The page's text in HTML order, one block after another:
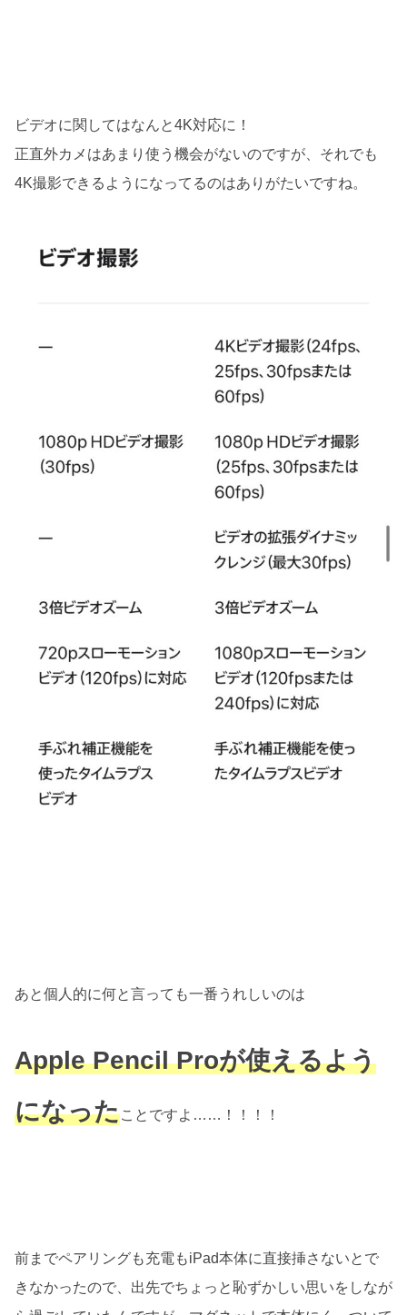
ビデオに関してはなんと4K対応に！
正直外カメはあまり使う機会がないのですが、それでも
4K撮影できるようになってるのはありがたいですね。
あと個人的に何と言っても一番うれしいのは
Apple Pencil Proが使えるよう
になったことですよ……！！！！
前までペアリングも充電もiPad本体に直接挿さないとで
きなかったので、出先でちょっと恥ずかしい思いをしなが